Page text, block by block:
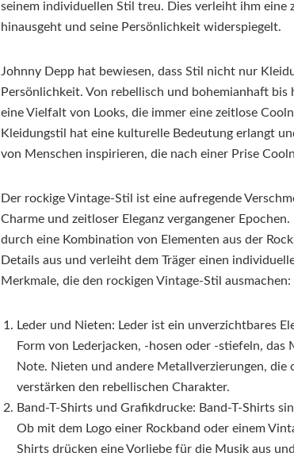
seinem individuellen Stil treu. Dies verleiht ihm eine
hinausgeht und seine Persönlichkeit widerspiegelt.
Johnny Depp hat bewiesen, dass Stil nicht nur
Persönlichkeit. Von rebellisch und bohemianhaft
eine Vielfalt von Looks, die immer eine zeitlose
Kleidungstil hat eine kulturelle Bedeutung erlangt
von Menschen inspirieren, die nach einer Prise
Der rockige Vintage-Stil ist eine aufregende
Charme und zeitloser Eleganz vergangener
durch eine Kombination von Elementen aus der
Details aus und verleiht dem Träger einen
Merkmale, die den rockigen Vintage-Stil ausmachen:
Leder und Nieten: Leder ist ein unverzichtbares
Form von Lederjacken, -hosen oder -stiefeln,
Note. Nieten und andere Metallverzierungen, die
verstärken den rebellischen Charakter.
Band-T-Shirts und Grafikdrucke: Band-T-Shirts
Ob mit dem Logo einer Rockband oder einem
Shirts drücken eine Vorliebe für die Musik aus